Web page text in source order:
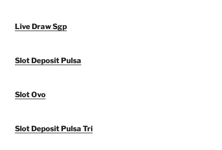
Live Draw Sgp
Slot Deposit Pulsa
Slot Ovo
Slot Deposit Pulsa Tri